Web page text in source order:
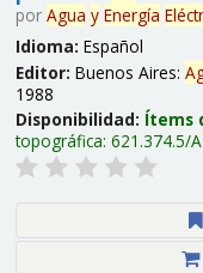
por Agua y Energía
Idioma: Español
Editor: Buenos Aires:
1988
Disponibilidad: Ítems
topográfica: 621.374.5/